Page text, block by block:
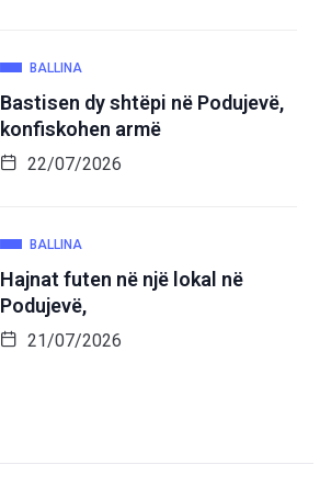
BALLINA
Bastisen dy shtëpi në Podujevë,
konfiskohen armë
22/07/2026
BALLINA
Hajnat futen në një lokal në
Podujevë,
21/07/2026